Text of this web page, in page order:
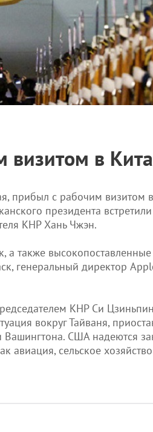
визитом в
прибыл с рабочим визитом
президента
КНР Хань Чжэн.
также
генеральный директор
КНР Си
вокруг Тайваня,
США надеются
авиация, сельское